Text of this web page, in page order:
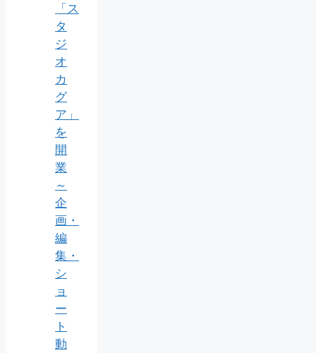
「ス
タ
ジ
オ
カ
グ
ア」
を
開
業
～
企
画・
編
集・
シ
ョ
ー
ト
動